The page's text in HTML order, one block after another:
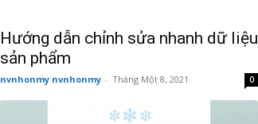
Hướng dẫn chỉnh sửa nhanh dữ liệu
sản phẩm
nvnhonmy nvnhonmy - Tháng Một 8, 2021 0